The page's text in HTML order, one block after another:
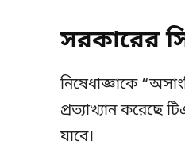
সরকারের
নিষেধাজ্ঞাকে
প্রত্যাখ্যান করেছে
যাবে।